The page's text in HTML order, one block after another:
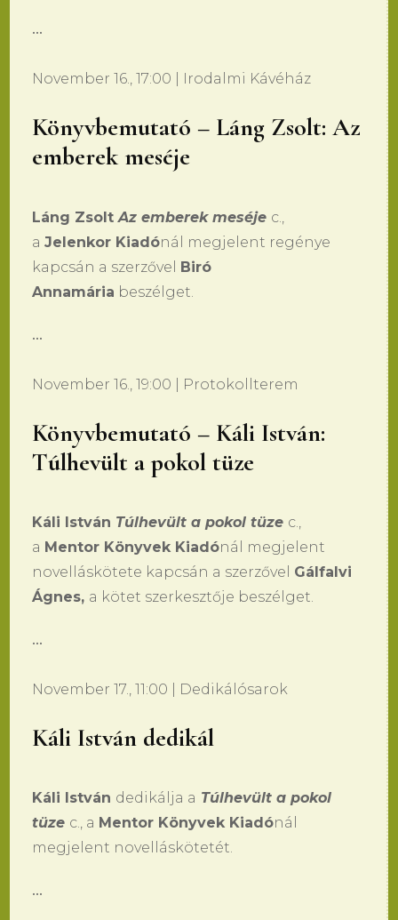
•••
November 16., 17:00 | Irodalmi Kávéház
Könyvbemutató – Láng Zsolt: Az
emberek meséje
Láng Zsolt Az emberek meséje c.,
aJelenkor Kiadónál megjelent regénye
kapcsán a szerzővel Biró
Annamária beszélget.
•••
November 16., 19:00 | Protokollterem
Könyvbemutató – Káli István:
Túlhevült a pokol tüze
Káli István Túlhevült a pokol tüze c.,
a Mentor Könyvek Kiadónál megjelent
novelláskötete kapcsán a szerzővel Gálfalvi
Ágnes, a kötet szerkesztője beszélget.
•••
November 17., 11:00 | Dedikálósarok
Káli István dedikál
Káli István dedikálja a Túlhevült a pokol
tüze c., a Mentor Könyvek Kiadónál
megjelent novelláskötetét.
•••